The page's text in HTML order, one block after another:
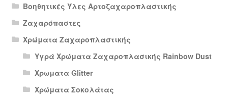
Βοηθητικές Ύλες Αρτοζαχαροπλαστικής
Ζαχαρόπαστες
Χρώματα Ζαχαροπλαστικής
Υγρά Χρώματα Ζαχαροπλασικής Rainbow Dust
Χρωματα Glitter
Χρώματα Σοκολάτας